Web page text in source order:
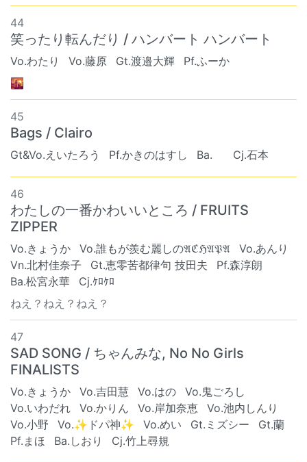
44
笑ったり転んだり / ハンバート ハンバート
Vo.わたり Vo.藤原 Gt.渡邉大輝
Pf.ふーか
🌇
45
Bags / Clairo
Gt&Vo.えいたろう Pf.かきのはすし Ba. ︎︎ Cj.石本
46
わたしの一番かわいいところ / FRUITS
ZIPPER
Vo.きょうか Vo.誰もが羨む麗しの𝔄ℭℌ𝔄𝔓𝔄
Vo.あんり
Vn.北村佳奈子
Gt.恵零苦都律句 技田夫
Pf.森淳朗
Ba.松宮永華
Cj.ｹﾛｹﾛ
ねえ？ねえ？ねえ？
47
SAD SONG / ちゃんみな, No No Girls
FINALISTS
Vo.きょうか Vo.吉田慧 Vo.はの
Vo.鬼ごろし
Vo.いわだれ
Vo.かりん Vo.岸加奈恵
Vo.池内しんり
Vo.小野
Vo.✨ドパ神✨ Vo.めい Gt.ミズシー
Gt.蘭
Pf.まほ
Ba.しおり Cj.竹上尋規